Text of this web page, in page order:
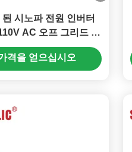
시노파 전원 인버터
AC 오프 그리드 인
버터
격을 얻으십시오